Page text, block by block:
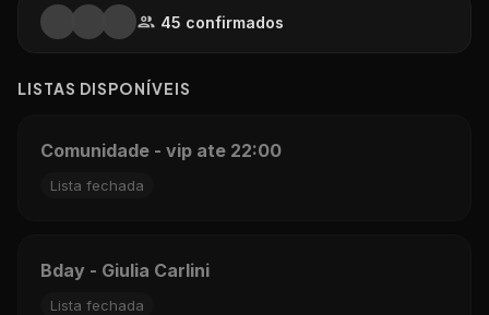
45 confirmados
LISTAS DISPONÍVEIS
Comunidade - vip ate 22:00
Lista fechada
Bday - Giulia Carlini
Lista fechada